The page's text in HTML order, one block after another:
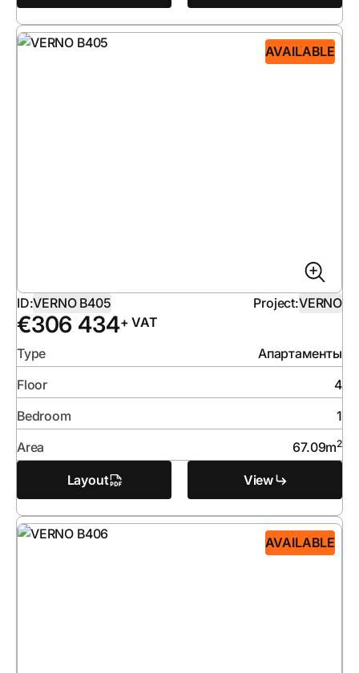
AVAILABLE
ID:VERNO B405 Project:VERNO
€306 434+ VAT
Type
Апартаменты
Floor
4
Bedroom
1
Area
67.09m2
Layout View
AVAILABLE